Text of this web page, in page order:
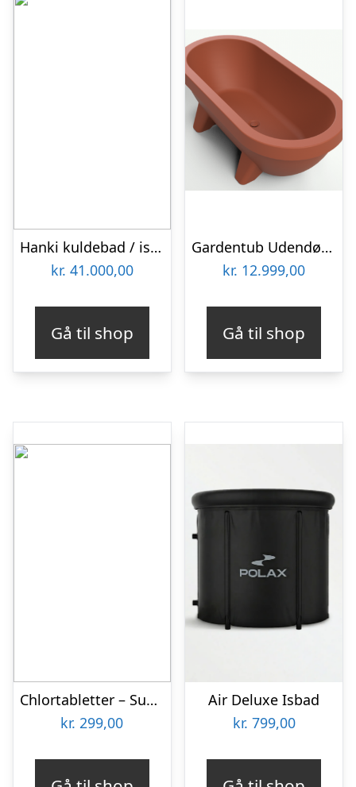
Hanki kuldebad / isbad (Komplet sæt)
kr. 41.000,00
Gå til shop
Gardentub Udendørs badekar i polyethylene 194 x 94 cm – Terracotta
kr. 12.999,00
Gå til shop
Chlortabletter – SunWac 3 (160 stk)
kr. 299,00
Air Deluxe Isbad
kr. 799,00